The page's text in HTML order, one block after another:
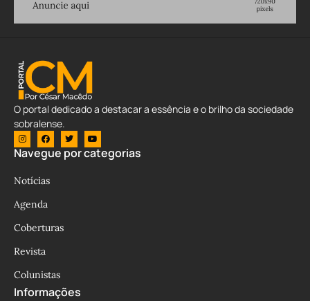
O portal dedicado a destacar a essência e o brilho da sociedade
sobralense.
Navegue por categorias
Notícias
Agenda
Coberturas
Revista
Colunistas
Informações